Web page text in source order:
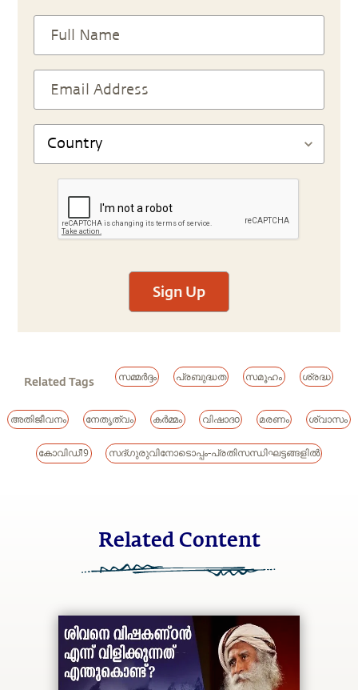
Sign Up
Related Tags സമ്മർദ്ദം പ്രബുദ്ധത സമൂഹം ശ്രദ്ധ
അതിജീവനം നേതൃത്വം കർമ്മം വിഷാദo മരണം ശ്വാസം
കോവിഡ്19 സദ്ഗുരുവിനോടൊപ്പം-പ്രതിസന്ധിഘട്ടങ്ങളിൽ
Related Content